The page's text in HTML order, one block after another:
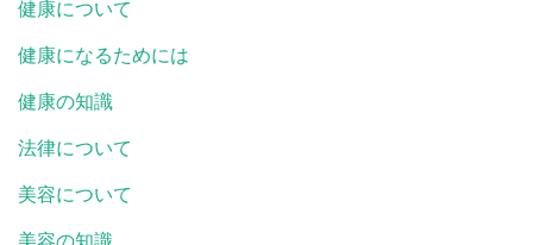
健康について
健康になるためには
健康の知識
法律について
美容について